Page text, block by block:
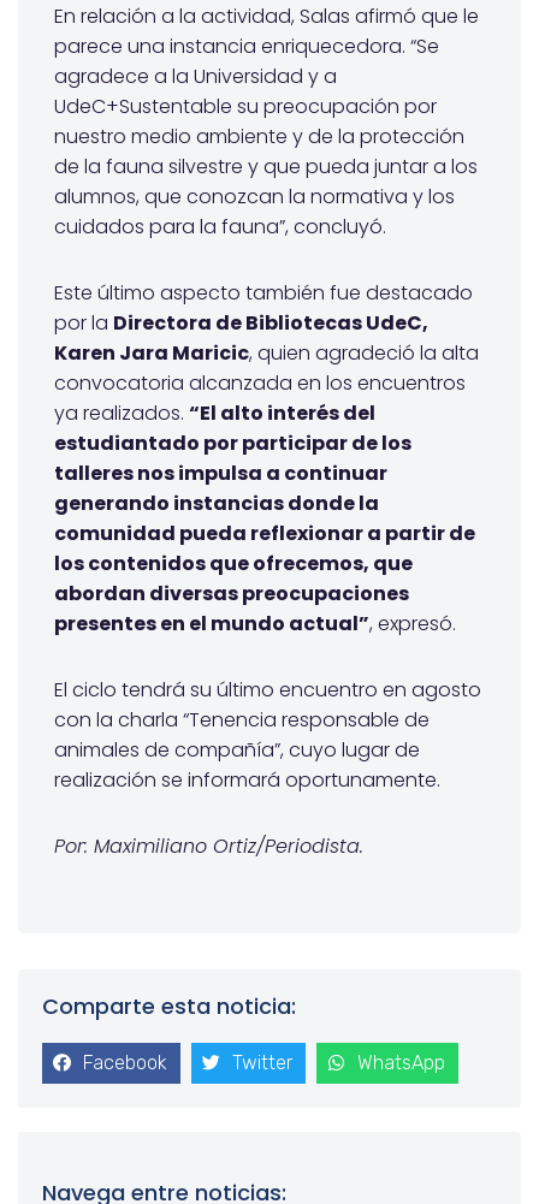
En relación a la actividad, Salas afirmó que le
parece una instancia enriquecedora. “Se
agradece a la Universidad y a
UdeC+Sustentable su preocupación por
nuestro medio ambiente y de la protección
de la fauna silvestre y que pueda juntar a los
alumnos, que conozcan la normativa y los
cuidados para la fauna”, concluyó.
Este último aspecto también fue destacado
por la Directora de Bibliotecas UdeC,
Karen Jara Maricic, quien agradeció la alta
convocatoria alcanzada en los encuentros
ya realizados. “El alto interés del
estudiantado por participar de los
talleres nos impulsa a continuar
generando instancias donde la
comunidad pueda reflexionar a partir de
los contenidos que ofrecemos, que
abordan diversas preocupaciones
presentes en el mundo actual”, expresó.
El ciclo tendrá su último encuentro en agosto
con la charla “Tenencia responsable de
animales de compañía”, cuyo lugar de
realización se informará oportunamente.
Por: Maximiliano Ortiz/Periodista.
Comparte esta noticia:
Facebook Twitter WhatsApp
Navega entre noticias: